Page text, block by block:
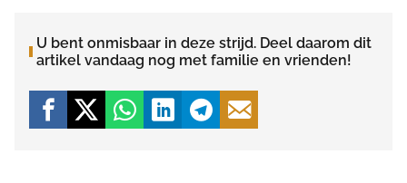
U bent onmisbaar in deze strijd. Deel daarom dit
artikel vandaag nog met familie en vrienden!